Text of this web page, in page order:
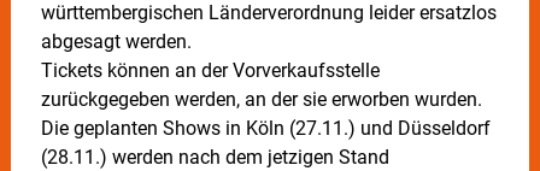
württembergischen Länderverordnung leider ersatzlos
abgesagt werden.
Tickets können an der Vorverkaufsstelle
zurückgegeben werden, an der sie erworben wurden.
Die geplanten Shows in Köln (27.11.) und Düsseldorf
(28.11.) werden nach dem jetzigen Stand